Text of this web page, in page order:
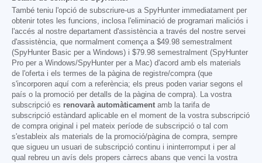
També teniu l'opció de subscriure-us a SpyHunter immediatament per
obtenir totes les funcions, inclosa l'eliminació de programari maliciós i
l'accés al nostre departament d'assistència a través del nostre servei
d'assistència, que normalment comença a $49.98 semestralment
(SpyHunter Basic per a Windows) i $79.98 semestralment (SpyHunter
Pro per a Windows/SpyHunter per a Mac) d'acord amb els materials
de l'oferta i els termes de la pàgina de registre/compra (que
s'incorporen aquí com a referència; els preus poden variar segons el
país o la promoció per detalls de la pàgina de compra). La vostra
subscripció es renovarà automàticament amb la tarifa de
subscripció estàndard aplicable en el moment de la vostra subscripció
de compra original i pel mateix període de subscripció o tal com
s'estableix als materials de la promoció/pàgina de compra, sempre
que sigueu un usuari de subscripció continu i ininterromput i per al
qual rebreu un avís dels propers càrrecs abans que venci la vostra